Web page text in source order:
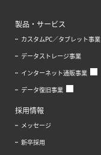
製品・サービス
カスタムPC／タブレット事業
データストレージ事業
インターネット通販事業
データ復旧事業
採用情報
メッセージ
新卒採用